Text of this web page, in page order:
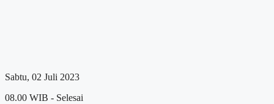
Sabtu, 02 Juli 2023
08.00 WIB - Selesai